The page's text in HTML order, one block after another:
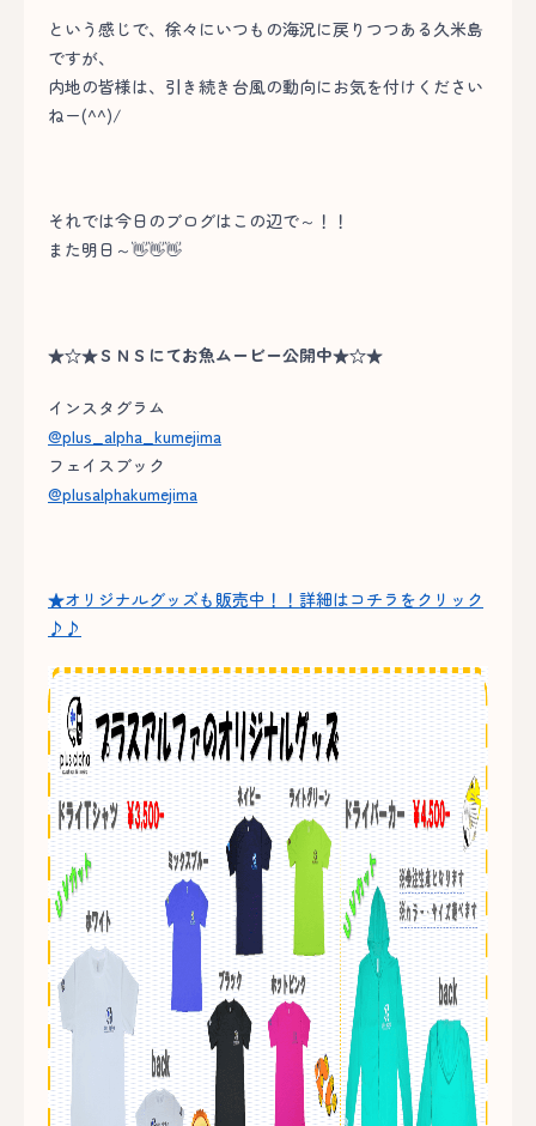
という感じで、徐々にいつもの海況に戻りつつある久米島
ですが、
内地の皆様は、引き続き台風の動向にお気を付けください
ねー(^^)/
それでは今日のブログはこの辺で～！！
また明日～👋👋👋
★☆★ＳＮＳにてお魚ムービー公開中★☆★
インスタグラム
@plus_alpha_kumejima
フェイスブック
@plusalphakumejima
★オリジナルグッズも販売中！！詳細はコチラをクリック
♪♪